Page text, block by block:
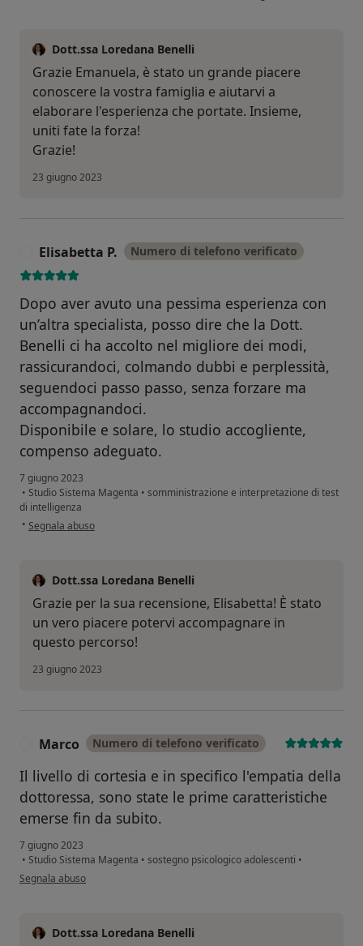
Dott.ssa Loredana Benelli
Grazie Emanuela, è stato un grande piacere
conoscere la vostra famiglia e aiutarvi a
elaborare l'esperienza che portate. Insieme,
uniti fate la forza!
Grazie!
23 giugno 2023
Elisabetta P. Numero di telefono verificato
Dopo aver avuto una pessima esperienza con
un’altra specialista, posso dire che la Dott.
Benelli ci ha accolto nel migliore dei modi,
rassicurandoci, colmando dubbi e perplessità,
seguendoci passo passo, senza forzare ma
accompagnandoci.
Disponibile e solare, lo studio accogliente,
compenso adeguato.
7 giugno 2023
• Studio Sistema Magenta • somministrazione e interpretazione di test
di intelligenza
• secondo l'opinione dell'utente Elisabetta P.
Segnala abuso
Dott.ssa Loredana Benelli
Grazie per la sua recensione, Elisabetta! È stato
un vero piacere potervi accompagnare in
questo percorso!
23 giugno 2023
Marco Numero di telefono verificato
Il livello di cortesia e in specifico l'empatia della
dottoressa, sono state le prime caratteristiche
emerse fin da subito.
7 giugno 2023
• Studio Sistema Magenta • sostegno psicologico adolescenti •
secondo l'opinione dell'utente Marco
Segnala abuso
Dott.ssa Loredana Benelli